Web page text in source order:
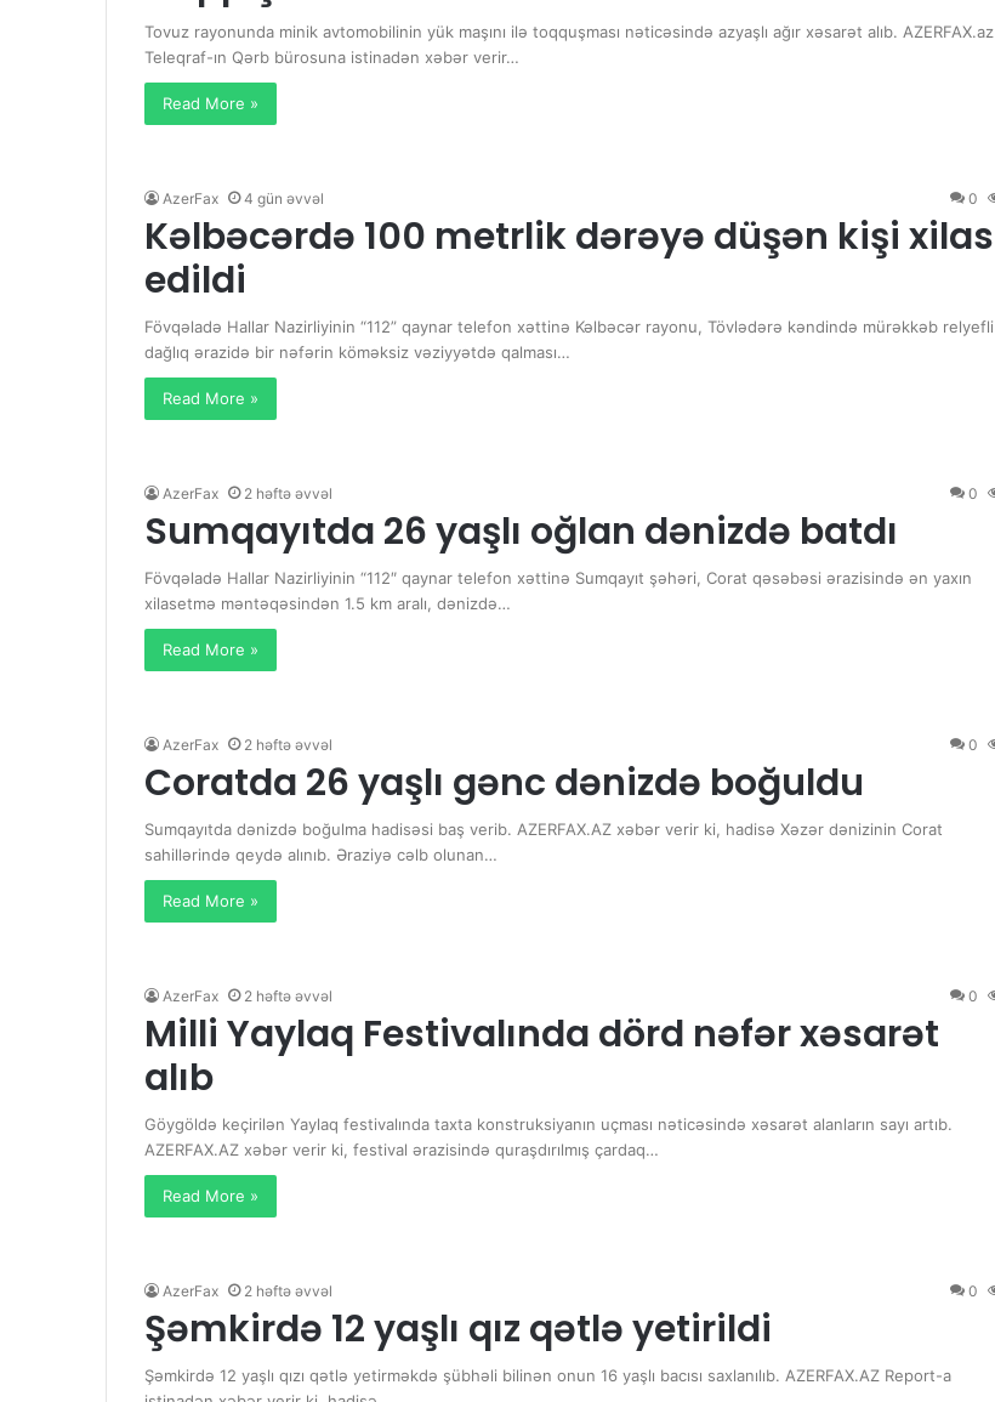
Tovuz rayonunda minik avtomobilinin yük maşını ilə toqquşması nəticəsində azyaşlı ağır xəsarət alıb. AZERFAX.az
Teleqraf-ın Qərb bürosuna istinadən xəbər verir…
Read More »
AzerFax 4 gün əvvəl 0
Kəlbəcərdə 100 metrlik dərəyə düşən kişi xilas
edildi
Fövqəladə Hallar Nazirliyinin “112” qaynar telefon xəttinə Kəlbəcər rayonu, Tövlədərə kəndində mürəkkəb relyefli
dağlıq ərazidə bir nəfərin köməksiz vəziyyətdə qalması…
Read More »
AzerFax 2 həftə əvvəl 0
Sumqayıtda 26 yaşlı oğlan dənizdə batdı
Fövqəladə Hallar Nazirliyinin “112″ qaynar telefon xəttinə Sumqayıt şəhəri, Corat qəsəbəsi ərazisində ən yaxın
xilasetmə məntəqəsindən 1.5 km aralı, dənizdə…
Read More »
AzerFax 2 həftə əvvəl 0
Coratda 26 yaşlı gənc dənizdə boğuldu
Sumqayıtda dənizdə boğulma hadisəsi baş verib. AZERFAX.AZ xəbər verir ki, hadisə Xəzər dənizinin Corat
sahillərində qeydə alınıb. Əraziyə cəlb olunan…
Read More »
AzerFax 2 həftə əvvəl 0
Milli Yaylaq Festivalında dörd nəfər xəsarət
alıb
Göygöldə keçirilən Yaylaq festivalında taxta konstruksiyanın uçması nəticəsində xəsarət alanların sayı artıb.
AZERFAX.AZ xəbər verir ki, festival ərazisində quraşdırılmış çardaq…
Read More »
AzerFax 2 həftə əvvəl 0
Şəmkirdə 12 yaşlı qız qətlə yetirildi
Şəmkirdə 12 yaşlı qızı qətlə yetirməkdə şübhəli bilinən onun 16 yaşlı bacısı saxlanılıb. AZERFAX.AZ Report-a